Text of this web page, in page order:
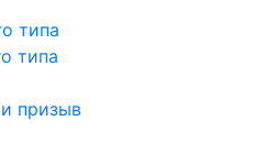
типа
типа
призыв